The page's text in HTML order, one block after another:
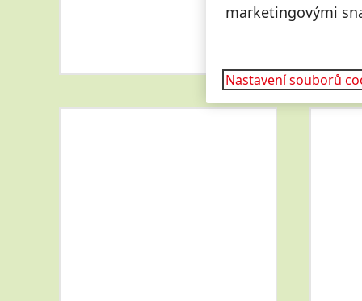
Více
Více
informací
marketingovými
Nastavení souborů